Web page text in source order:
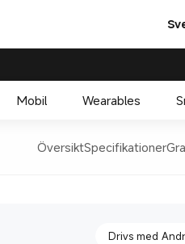
Mobil Wearables
ÖversiktSpecifikationer
Bärbart 4K-
Drivs med